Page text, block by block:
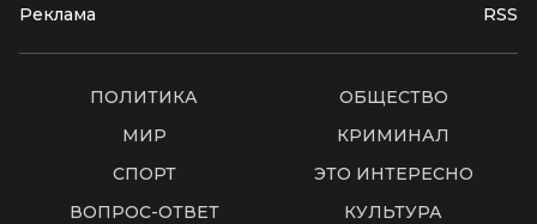
Реклама RSS
ПОЛИТИКА
ОБЩЕСТВО
МИР
КРИМИНАЛ
СПОРТ
ЭТО ИНТЕРЕСНО
ВОПРОС-ОТВЕТ
КУЛЬТУРА